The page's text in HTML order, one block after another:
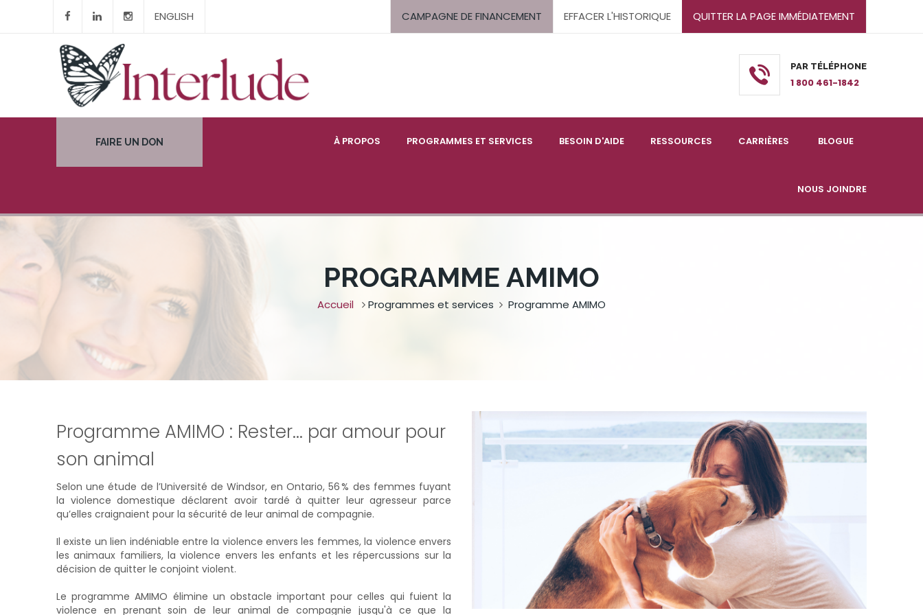
ENGLISH CAMPAGNE DE FINANCEMENT EFFACER L'HISTORIQUE QUITTER LA PAGE IMMÉDIATEMENT
PAR TÉLÉPHONE
1 800 461-1842
FAIRE UN DON À PROPOS PROGRAMMES ET SERVICES BESOIN D'AIDE RESSOURCES CARRIÈRES BLOGUE
NOUS JOINDRE
PROGRAMME AMIMO
Accueil Programmes et services Programme AMIMO
Programme AMIMO : Rester... par amour pour
son animal
Selon une étude de l’Université de Windsor, en Ontario, 56 % des femmes fuyant
la violence domestique déclarent avoir tardé à quitter leur agresseur parce
qu’elles craignaient pour la sécurité de leur animal de compagnie.
Il existe un lien indéniable entre la violence envers les femmes, la violence envers
les animaux familiers, la violence envers les enfants et les répercussions sur la
décision de quitter le conjoint violent.
Le programme AMIMO élimine un obstacle important pour celles qui fuient la
violence en prenant soin de leur animal de compagnie jusqu'à ce que la